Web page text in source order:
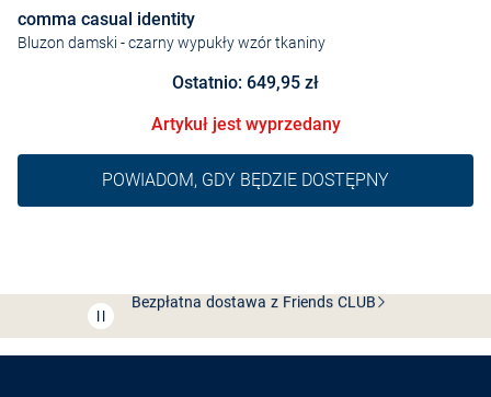
comma casual identity
Bluzon damski - czarny wypukły wzór tkaniny
Ostatnio: 649,95 zł
Artykuł jest wyprzedany
POWIADOM, GDY BĘDZIE DOSTĘPNY
Przedłużenie czasu zwrotu towaru: 60 dni
Odkryj aplikację VANGRAAF